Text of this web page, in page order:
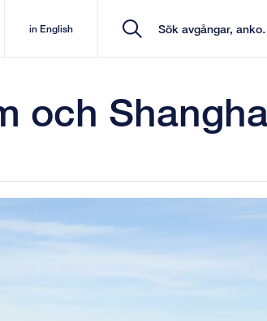
in English
och